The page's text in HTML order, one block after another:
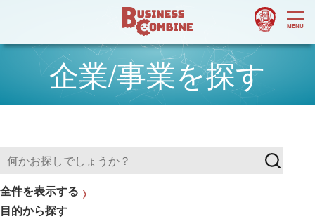
企業/事業を探す
全件を表示する
目的から探す